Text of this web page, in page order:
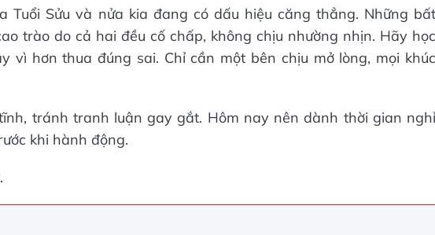
Tuổi Sửu và nửa kia đang có dấu hiệu căng thẳng. Những bất
trào do cả hai đều cố chấp, không chịu nhường nhịn. Hãy học
vì hơn thua đúng sai. Chỉ cần một bên chịu mở lòng, mọi khúc
tránh tranh luận gay gắt. Hôm nay nên dành thời gian
khi hành động.